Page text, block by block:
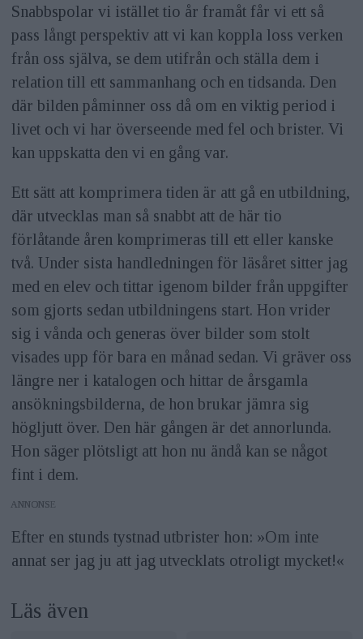
Snabbspolar vi istället tio år framåt får vi ett så
pass långt perspektiv att vi kan koppla loss verken
från oss själva, se dem utifrån och ställa dem i
relation till ett sammanhang och en tidsanda. Den
där bilden påminner oss då om en viktig period i
livet och vi har överseende med fel och brister. Vi
kan uppskatta den vi en gång var.
Ett sätt att komprimera tiden är att gå en utbildning,
där utvecklas man så snabbt att de här tio
förlåtande åren komprimeras till ett eller kanske
två. Under sista handledningen för läsåret sitter jag
med en elev och tittar igenom bilder från uppgifter
som gjorts sedan utbildningens start. Hon vrider
sig i vånda och generas över bilder som stolt
visades upp för bara en månad sedan. Vi gräver oss
längre ner i katalogen och hittar de årsgamla
ansökningsbilderna, de hon brukar jämra sig
högljutt över. Den här gången är det annorlunda.
Hon säger plötsligt att hon nu ändå kan se något
fint i dem.
ANNONS
Efter en stunds tystnad utbrister hon: »Om inte
annat ser jag ju att jag utvecklats otroligt mycket!«
Läs även